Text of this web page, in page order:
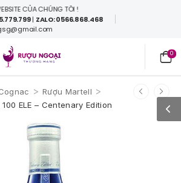
CHÚNG TÔI !
| ZALO: 0566.868.468
0
> Rượu Martell >
ELE – Centenary Edition